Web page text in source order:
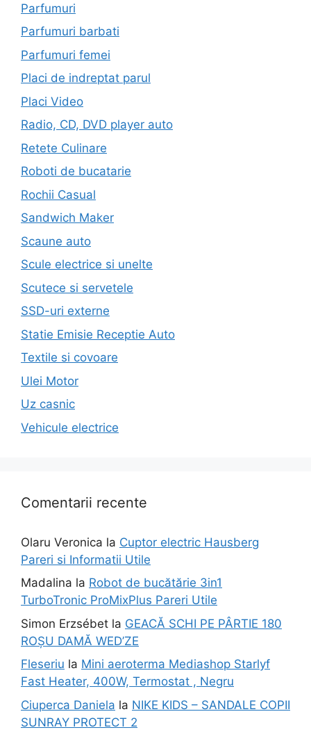
Parfumuri
Parfumuri barbati
Parfumuri femei
Placi de indreptat parul
Placi Video
Radio, CD, DVD player auto
Retete Culinare
Roboti de bucatarie
Rochii Casual
Sandwich Maker
Scaune auto
Scule electrice si unelte
Scutece si servetele
SSD-uri externe
Statie Emisie Receptie Auto
Textile si covoare
Ulei Motor
Uz casnic
Vehicule electrice
Comentarii recente
Olaru Veronica la Cuptor electric Hausberg
Pareri si Informatii Utile
Madalina la Robot de bucătărie 3in1
TurboTronic ProMixPlus Pareri Utile
Simon Erzsébet la GEACĂ SCHI PE PÂRTIE 180
ROȘU DAMĂ WED’ZE
Fleseriu la Mini aeroterma Mediashop Starlyf
Fast Heater, 400W, Termostat , Negru
Ciuperca Daniela la NIKE KIDS – SANDALE COPII
SUNRAY PROTECT 2